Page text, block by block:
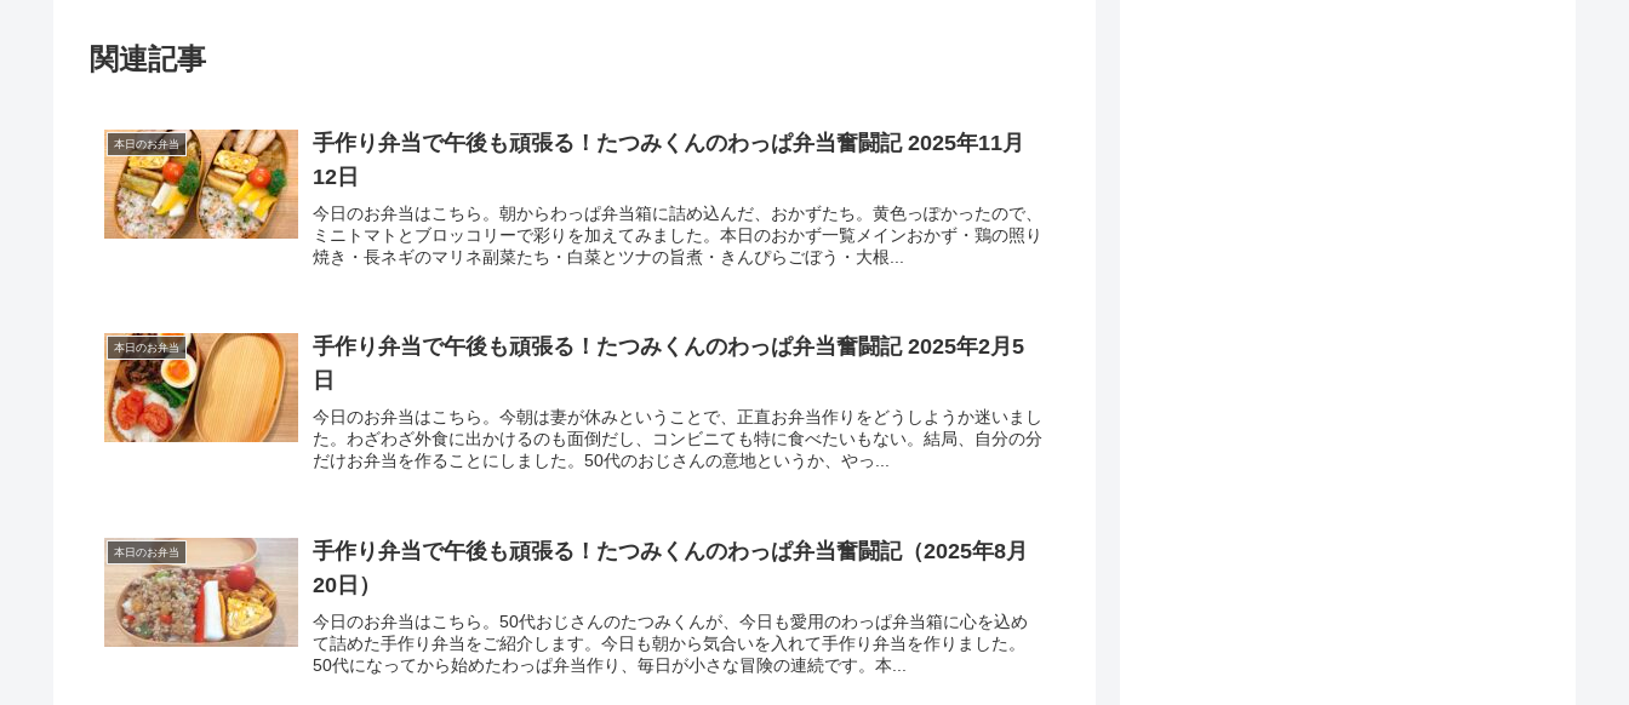
関連記事
本日のお弁当
手作り弁当で午後も頑張る！たつみくんのわっぱ弁当奮闘記 2025年11月
12日
今日のお弁当はこちら。朝からわっぱ弁当箱に詰め込んだ、おかずたち。黄色っぽかったので、
ミニトマトとブロッコリーで彩りを加えてみました。本日のおかず一覧メインおかず・鶏の照り
焼き・長ネギのマリネ副菜たち・白菜とツナの旨煮・きんぴらごぼう・大根...
本日のお弁当
手作り弁当で午後も頑張る！たつみくんのわっぱ弁当奮闘記 2025年2月5
日
今日のお弁当はこちら。今朝は妻が休みということで、正直お弁当作りをどうしようか迷いまし
た。わざわざ外食に出かけるのも面倒だし、コンビニても特に食べたいもない。結局、自分の分
だけお弁当を作ることにしました。50代のおじさんの意地というか、やっ...
本日のお弁当
手作り弁当で午後も頑張る！たつみくんのわっぱ弁当奮闘記（2025年8月
20日）
今日のお弁当はこちら。50代おじさんのたつみくんが、今日も愛用のわっぱ弁当箱に心を込め
て詰めた手作り弁当をご紹介します。今日も朝から気合いを入れて手作り弁当を作りました。
50代になってから始めたわっぱ弁当作り、毎日が小さな冒険の連続です。本...